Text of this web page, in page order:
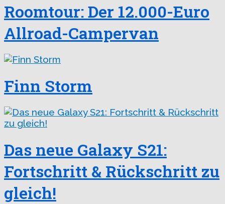
Roomtour: Der 12.000-Euro
Allroad-Campervan
Finn Storm
Das neue Galaxy S21:
Fortschritt & Rückschritt zu
gleich!